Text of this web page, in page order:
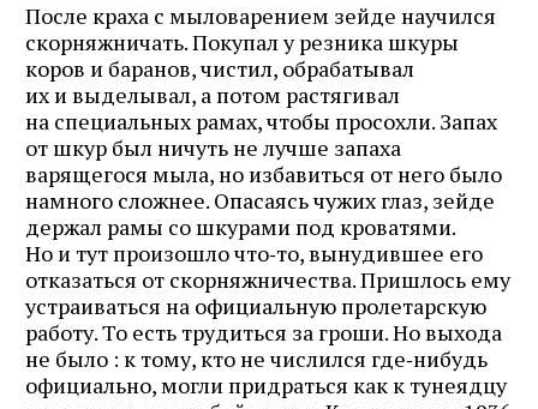
После краха с мыловарением зейде научился
скорняжничать. Покупал у резника шкуры
коров и баранов, чистил, обрабатывал
их и выделывал, а потом растягивал
на специальных рамах, чтобы просохли. Запах
от шкур был ничуть не лучше запаха
варящегося мыла, но избавиться от него было
намного сложнее. Опасаясь чужих глаз, зейде
держал рамы со шкурами под кроватями.
Но и тут произошло что‑то, вынудившее его
отказаться от скорняжничества. Пришлось ему
устраиваться на официальную пролетарскую
работу. То есть трудиться за гроши. Но выхода
не было : к тому, кто не числился где‑нибудь
официально, могли придраться как к тунеядцу